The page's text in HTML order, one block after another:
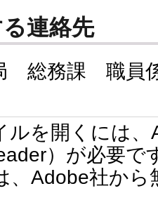
連絡先
総務課 職員
ルを開くには
）が必要で
、Adobe社か